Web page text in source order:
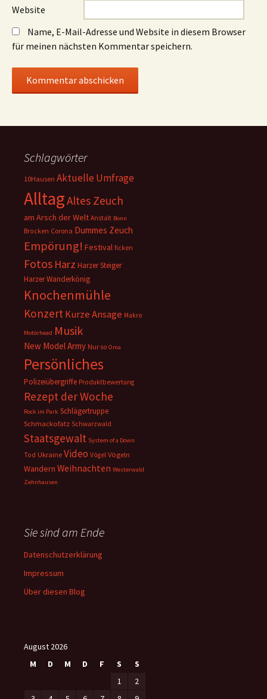
Website
Name, E-Mail-Adresse und Website in diesem Browser
für meinen nächsten Kommentar speichern.
Schlagwörter
10Hausen Aktuelle Umfrage
AlltagAltes Zeuch
am Arsch der Welt Anstalt Bonn
Brocken Corona Dummes Zeuch
Empörung! Festival ficken
Fotos Harz Harzer Steiger
Harzer Wanderkönig
Knochenmühle
KonzertKurze Ansage Makro
Motörhead Musik
New Model Army Nur so Oma
Persönliches
Polizeiübergriffe Produktbewertung
Rezept der Woche
Rock im Park Schlägertruppe
Schmackofatz Schwarzwald
Staatsgewalt System of a Down
Tod Ukraine Video Vögel Vögeln
Wandern Weihnachten Westerwald
Zehnhausen
Sie sind am Ende
Datenschutzerklärung
Impressum
Über diesen Blog
August 2026
M
D M D F S
S
1
2